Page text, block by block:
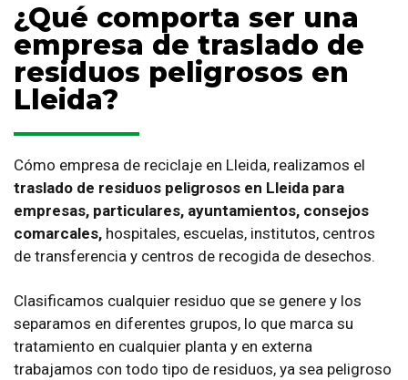
¿Qué comporta ser una
empresa de traslado de
residuos peligrosos en
Lleida?
Cómo empresa de reciclaje en Lleida, realizamos el
traslado de residuos peligrosos en Lleida para
empresas, particulares, ayuntamientos, consejos
comarcales, hospitales, escuelas, institutos, centros
de transferencia y centros de recogida de desechos.
Clasificamos cualquier residuo que se genere y los
separamos en diferentes grupos, lo que marca su
tratamiento en cualquier planta y en externa
trabajamos con todo tipo de residuos, ya sea peligroso